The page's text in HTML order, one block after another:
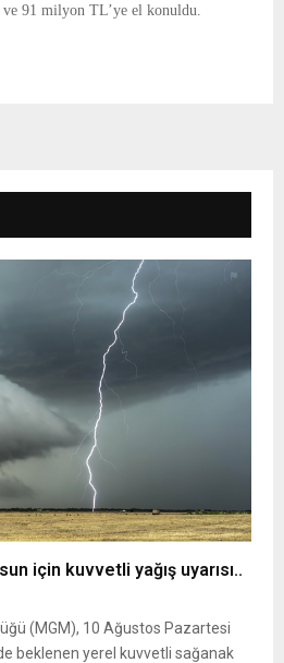
91 milyon TL’ye el konuldu.
için kuvvetli yağış uyarısı..
(MGM), 10 Ağustos Pazartesi
beklenen yerel kuvvetli sağanak